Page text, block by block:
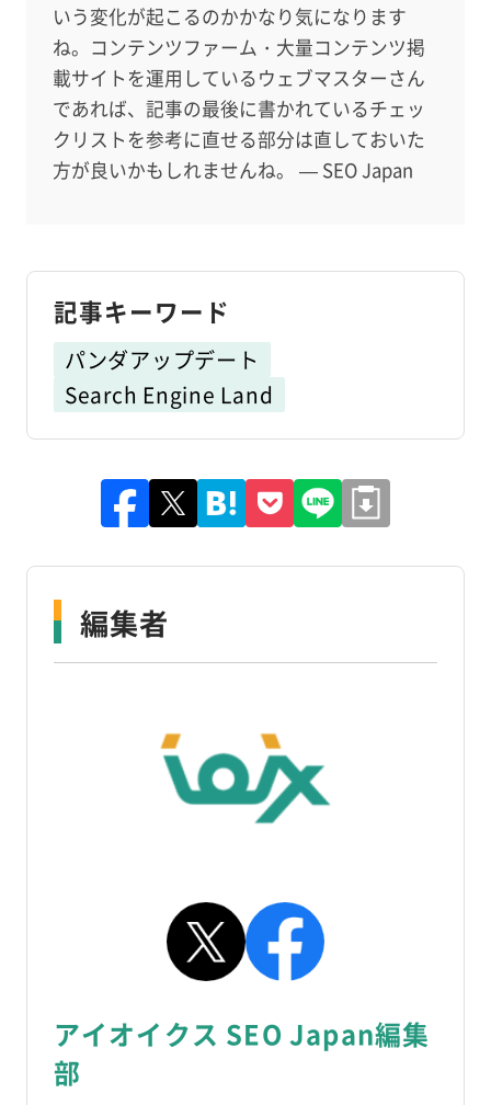
いう変化が起こるのかかなり気になります
ね。コンテンツファーム・大量コンテンツ掲
載サイトを運用しているウェブマスターさん
であれば、記事の最後に書かれているチェッ
クリストを参考に直せる部分は直しておいた
方が良いかもしれませんね。 — SEO Japan
記事キーワード
パンダアップデート
Search Engine Land
編集者
アイオイクス SEO Japan編集
部